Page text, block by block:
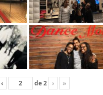
‹ de2 › »